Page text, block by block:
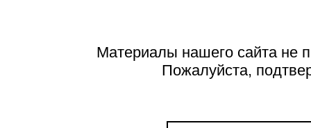
Материалы нашего сайта не
Пожалуйста,